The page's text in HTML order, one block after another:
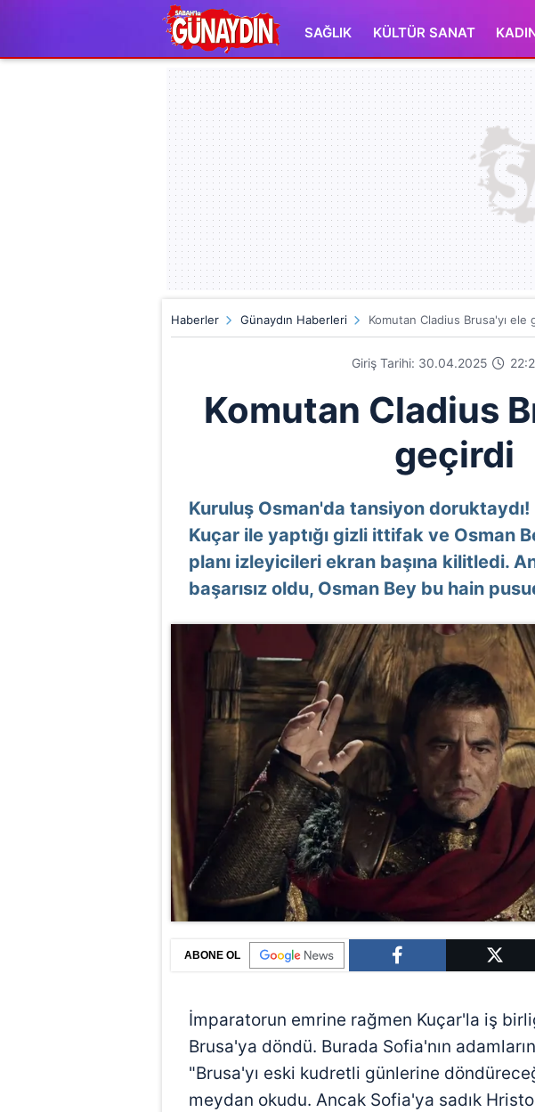
SAĞLIK KÜLTÜR SANAT
Haberler Günaydın Haberleri Komutan Cladius Brusa'yı ele
Giriş Tarihi: 30.04.2025
Komutan Cladius
geçirdi
Kuruluş Osman'da tansiyon doruktaydı!
Kuçar ile yaptığı gizli ittifak ve Osman
planı izleyicileri ekran başına kilitledi.
başarısız oldu, Osman Bey bu hain
ABONE OL
İmparatorun emrine rağmen Kuçar'la iş
Brusa'ya döndü. Burada Sofia'nın
"Brusa'yı eski kudretli günlerine
meydan okudu. Ancak Sofia'ya sadık Hristo